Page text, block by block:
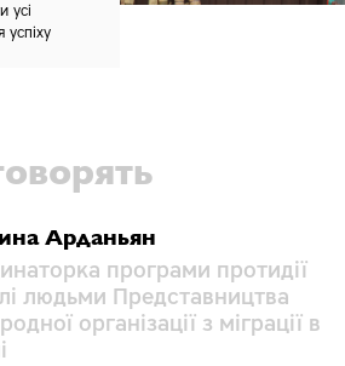
усі
успіху
Арданьян
програми протидії
людьми Представництва
організації з міграції в